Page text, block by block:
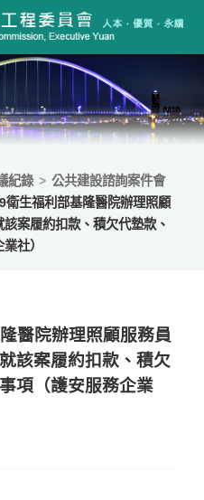
行政院公共工
紀錄
公共建設諮詢案件會
衛生福利部基隆醫院辦理照顧
案履約扣款、積欠代墊款、
社）
醫院辦理照顧服務員
該案履約扣款、積欠
項（護安服務企業